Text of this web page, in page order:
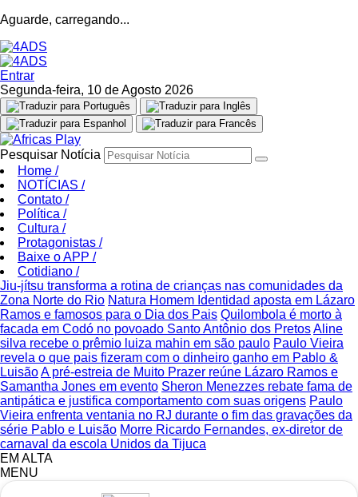
Aguarde, carregando...
Entrar
Segunda-feira, 10 de Agosto 2026
Pesquisar Notícia
Home /
NOTÍCIAS /
Contato /
Política /
Cultura /
Protagonistas /
Baixe o APP /
Cotidiano /
Jiu-jítsu transforma a rotina de crianças nas comunidades da
Zona Norte do Rio Natura Homem Identidad aposta em Lázaro
Ramos e famosos para o Dia dos Pais Quilombola é morto à
facada em Codó no povoado Santo Antônio dos PretosAline
silva recebe o prêmio luiza mahin em são paulo Paulo Vieira
revela o que pais fizeram com o dinheiro ganho em Pablo &
LuisãoA pré-estreia de Muito Prazer reúne Lázaro Ramos e
Samantha Jones em evento Sheron Menezzes rebate fama de
antipática e justifica comportamento com suas origens Paulo
Vieira enfrenta ventania no RJ durante o fim das gravações da
série Pablo e Luisão Morre Ricardo Fernandes, ex-diretor de
carnaval da escola Unidos da Tijuca
EM ALTA
MENU